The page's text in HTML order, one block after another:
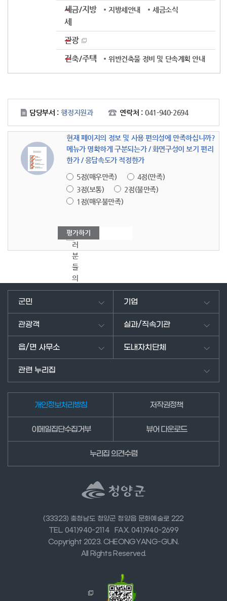
세금/지방
세
지방세안내 세금소식
관광
건축/주택
위반건축물 정비 및 단속계획 안내
담당부서 : 행정지원과 연락처 : 041-940-2694
현재 페이지의 정보 및 사용 편의성에 만족하십니까?
메뉴가 명확하게 구분되는가 / 화면구성이 보기 편리
한가 / 응답속도가 적정한가
5점(매우만족)
4점(만족)
3점(보통)
2점(불만족)
1점(매우불만족)
여
러
분
들
의
의
을
군민 기업
관광객 실과/직속기관
읍/면 사무소 도내자치단체
관련 누리집
개인정보처리방침 저작권정책
이메일집단수집거부 뷰어 다운로드
누리집 의견수렴
(33323) 충청남도 청양군 청양읍 문화예술로 222
TEL. 041)940-2114
FAX. 041)940-2699
Copyright 2023. CHEONGYANG-GUN.
All Rights Reserved.